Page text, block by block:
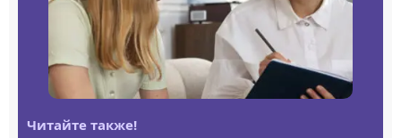
Читайте также!